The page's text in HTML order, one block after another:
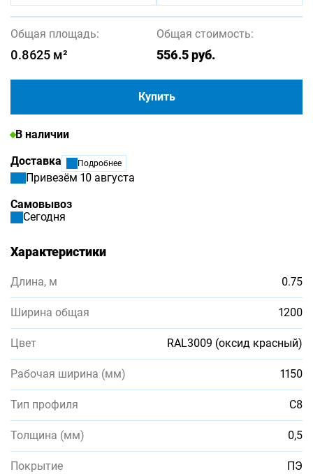
Общая площадь:
0.8625 м²
Общая стоимость:
556.5руб.
Купить
В наличии
Доставка
Подробнее
Привезём 10 августа
Самовывоз
Сегодня
Характеристики
Длина, м 0.75
Ширина общая 1200
Цвет RAL3009 (оксид красный)
Рабочая ширина (мм) 1150
Тип профиля С8
Толщина (мм) 0,5
Покрытие ПЭ